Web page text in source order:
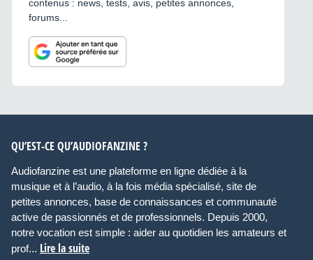
contenus : news, tests, avis, petites annonces,
forums...
QU’EST-CE QU’AUDIOFANZINE ?
Audiofanzine est une plateforme en ligne dédiée à la
musique et à l’audio, à la fois média spécialisé, site de
petites annonces, base de connaissances et communauté
active de passionnés et de professionnels. Depuis 2000,
notre vocation est simple : aider au quotidien les amateurs et
prof... Lire la suite